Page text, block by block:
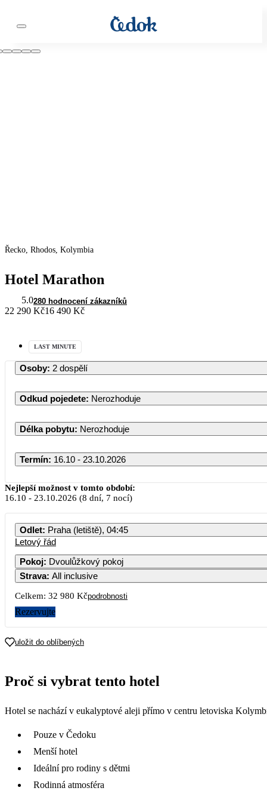
Řecko, Rhodos, Kolymbia
Hotel Marathon
5.0280 hodnocení zákazníků
22 290 Kč16 490 Kč
LAST MINUTE
Osoby: 2 dospělí
Odkud pojedete: Nerozhoduje
Délka pobytu: Nerozhoduje
Termín: 16.10 - 23.10.2026
Nejlepší možnost v tomto období:
16.10 - 23.10.2026 (8 dní, 7 nocí)
Odlet: Praha (letiště), 04:45
Letový řád
Pokoj: Dvoulůžkový pokoj
Strava: All inclusive
Celkem: 32 980 Kčpodrobnosti
Rezervujte
uložit do oblíbených
Proč si vybrat tento hotel
Hotel se nachází v eukalyptové aleji přímo v centru letoviska
Pouze v Čedoku
Menší hotel
Ideální pro rodiny s dětmi
Rodinná atmosféra